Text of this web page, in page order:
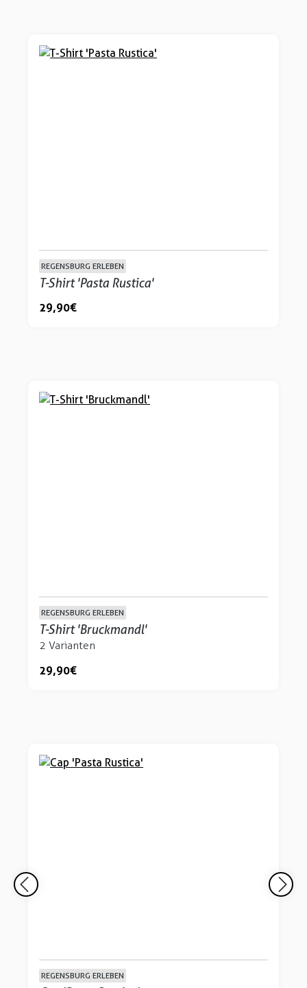
REGENSBURG ERLEBEN
T-Shirt 'Pasta Rustica'
29,90 €
REGENSBURG ERLEBEN
T-Shirt 'Bruckmandl'
2 Varianten
29,90 €
REGENSBURG ERLEBEN